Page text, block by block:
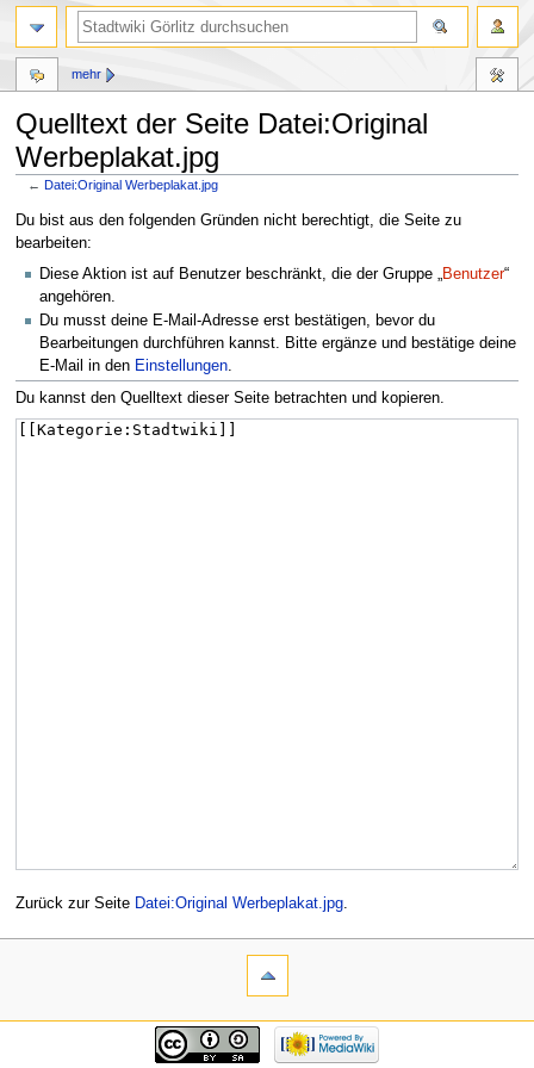
Quelltext der Seite Datei:Original
Werbeplakat.jpg
← Datei:Original Werbeplakat.jpg
Zur
Navigation
springen
Zur
Suche
springen
Du bist aus den folgenden Gründen nicht berechtigt, die Seite zu
bearbeiten:
Diese Aktion ist auf Benutzer beschränkt, die der Gruppe „
Benutzer“
angehören.
Du musst deine E-Mail-Adresse erst bestätigen, bevor du
Bearbeitungen durchführen kannst. Bitte ergänze und bestätige deine
E-Mail in den Einstellungen
Du kannst den Quelltext dieser Seite betrachten und kopieren.
Zurück zur Seite Datei:Original Werbeplakat.jpg.
mehr